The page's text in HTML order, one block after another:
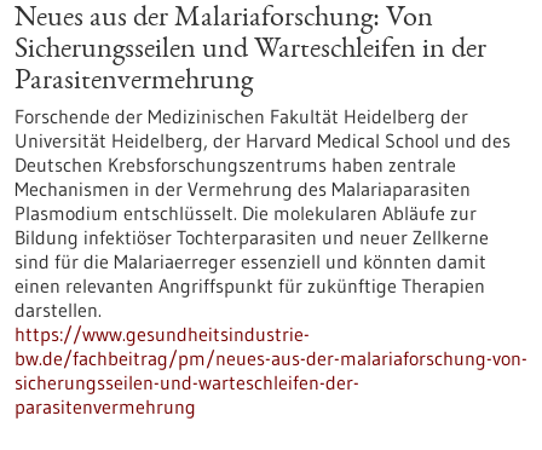
Neues aus der Malariaforschung: Von
Sicherungsseilen und Warteschleifen in der
Parasitenvermehrung
Forschende der Medizinischen Fakultät Heidelberg der
Universität Heidelberg, der Harvard Medical School und des
Deutschen Krebsforschungszentrums haben zentrale
Mechanismen in der Vermehrung des Malariaparasiten
Plasmodium entschlüsselt. Die molekularen Abläufe zur
Bildung infektiöser Tochterparasiten und neuer Zellkerne
sind für die Malariaerreger essenziell und könnten damit
einen relevanten Angriffspunkt für zukünftige Therapien
darstellen.
https://www.gesundheitsindustrie-
bw.de/fachbeitrag/pm/neues-aus-der-malariaforschung-von-
sicherungsseilen-und-warteschleifen-der-
parasitenvermehrung